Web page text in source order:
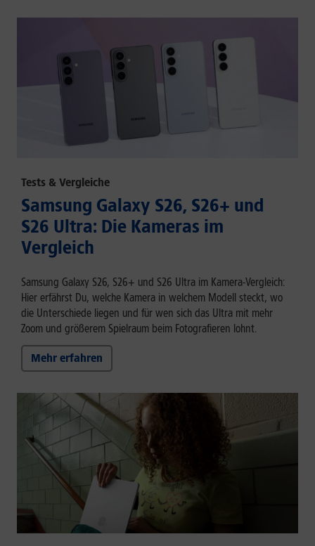
Tests & Vergleiche
Samsung Galaxy S26, S26+ und
S26 Ultra: Die Kameras im
Vergleich
Samsung Galaxy S26, S26+ und S26 Ultra im Kamera-Vergleich:
Hier erfährst Du, welche Kamera in welchem Modell steckt, wo
die Unterschiede liegen und für wen sich das Ultra mit mehr
Zoom und größerem Spielraum beim Fotografieren lohnt.
Mehr erfahren